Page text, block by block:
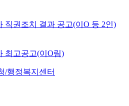
직권조치 결과 공고(이O 등 2인)
최고공고(이O림)
/행정복지센터